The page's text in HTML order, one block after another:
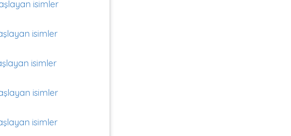
isimler
isimler
isimler
isimler
isimler